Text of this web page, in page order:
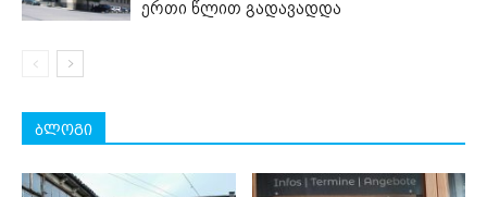
ერთი წლით გადავადდა
ბლოგი